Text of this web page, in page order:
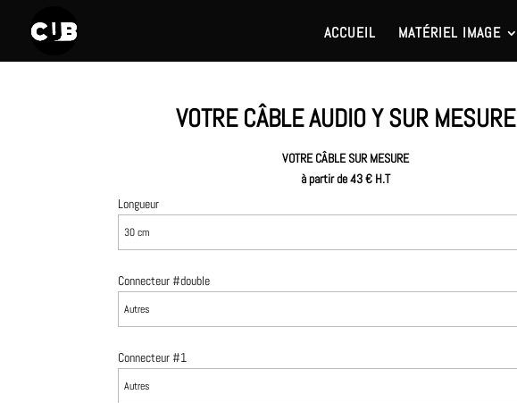
ACCUEIL MATÉRIEL IMAGE
VOTRE CÂBLE AUDIO Y SUR MESURE
VOTRE CÂBLE SUR MESURE
à partir de 43 € H.T
Longueur
Connecteur #double
Connecteur #1